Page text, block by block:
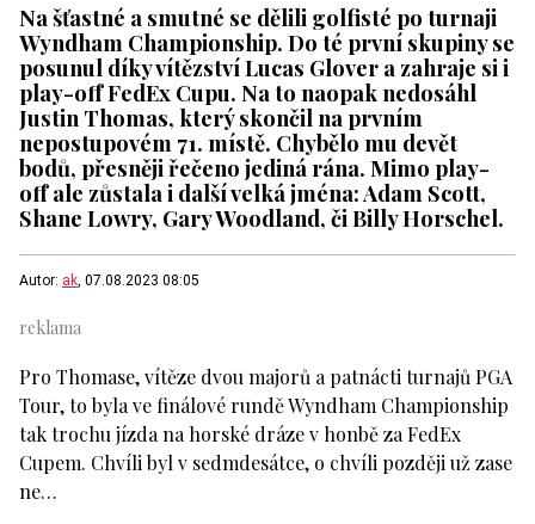
Na šťastné a smutné se dělili golfisté po turnaji
Wyndham Championship. Do té první skupiny se
posunul díky vítězství Lucas Glover a zahraje si i
play-off FedEx Cupu. Na to naopak nedosáhl
Justin Thomas, který skončil na prvním
nepostupovém 71. místě. Chybělo mu devět
bodů, přesněji řečeno jediná rána. Mimo play-
off ale zůstala i další velká jména: Adam Scott,
Shane Lowry, Gary Woodland, či Billy Horschel.
Autor: ak , 07.08.2023 08:05
Pro Thomase, vítěze dvou majorů a patnácti turnajů PGA
Tour, to byla ve finálové rundě Wyndham Championship
tak trochu jízda na horské dráze v honbě za FedEx
Cupem. Chvíli byl v sedmdesátce, o chvíli později už zase
ne…